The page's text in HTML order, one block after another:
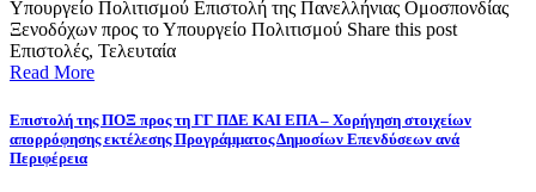
Υπουργείο Πολιτισμού Επιστολή της Πανελλήνιας Ομοσπονδίας
Ξενοδόχων προς το Υπουργείο Πολιτισμού Share this post
Επιστολές, Τελευταία
Read More
Επιστολή της ΠΟΞ προς τη ΓΓ ΠΔΕ ΚΑΙ ΕΠΑ – Χορήγηση στοιχείων
απορρόφησης εκτέλεσης Προγράμματος Δημοσίων Επενδύσεων ανά
Περιφέρεια